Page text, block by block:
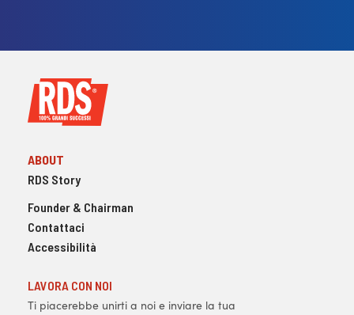
ABOUT
RDS Story
Founder & Chairman
Contattaci
Accessibilità
LAVORA CON NOI
Ti piacerebbe unirti a noi e inviare la tua